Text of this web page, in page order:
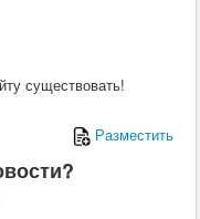
существовать!
Разместить